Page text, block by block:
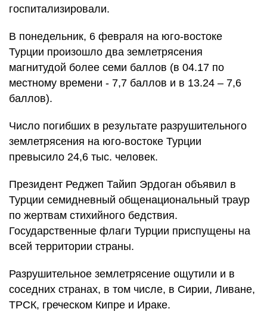
госпитализировали.
В понедельник, 6 февраля на юго-востоке
Турции произошло два землетрясения
магнитудой более семи баллов (в 04.17 по
местному времени - 7,7 баллов и в 13.24 – 7,6
баллов).
Число погибших в результате разрушительного
землетрясения на юго-востоке Турции
превысило 24,6 тыс. человек.
Президент Реджеп Тайип Эрдоган объявил в
Турции семидневный общенациональный траур
по жертвам стихийного бедствия.
Государственные флаги Турции приспущены на
всей территории страны.
Разрушительное землетрясение ощутили и в
соседних странах, в том числе, в Сирии, Ливане,
ТРСК, греческом Кипре и Ираке.